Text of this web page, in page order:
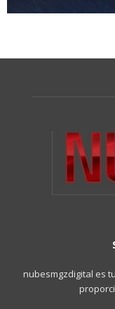
nubesmgzdigital es